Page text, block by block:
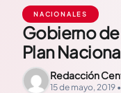
NACIONALES
Gobierno
Plan
Redacción
15 de mayo, 2019